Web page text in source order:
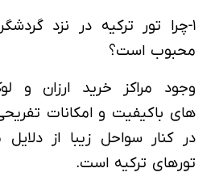
۱-چرا تور ترکیه در نزد
محبوب است؟
وجود مراکز خرید ارزان و
های باکیفیت و امکانات
در کنار سواحل زیبا از
تورهای ترکیه است.